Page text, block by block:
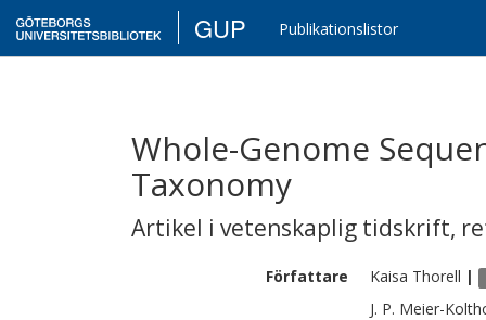
GUP Publikationslistor
Whole-Genome
Taxonomy
Artikel i vetenskaplig tidskrift,
Författare Kaisa Thorell |
J. P. Meier-